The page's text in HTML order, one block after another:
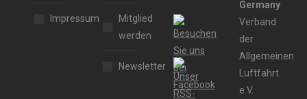
Impressum
Mitglied
werden
Newsletter
Germany
Verband
der
Allgemeinen
Luftfahrt
e.V.